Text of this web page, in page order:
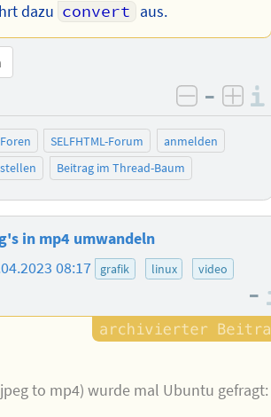
dazu convert aus.
negativ
–
SELFHTML-Forum
anmelden
Beitrag im Thread-Baum
in mp4 umwandeln
08:17 grafik linux video
–
to mp4) wurde mal Ubuntu gefragt: